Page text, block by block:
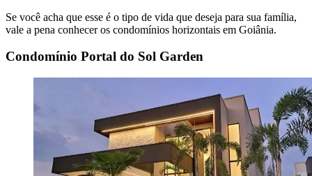
Se você acha que esse é o tipo de vida que deseja para sua família,
vale a pena conhecer os condomínios horizontais em Goiânia.
Condomínio Portal do Sol Garden